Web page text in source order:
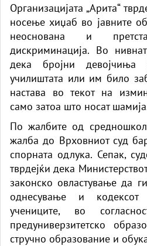
Организацијата „Арита“
носење хиџаб во јавните
неоснована и
дискриминација. Во
дека бројни
училиштата или им било
настава во текот на
само затоа што носат
По жалбите од
жалба до Врховниот суд
спорната одлука. Сепак,
тврдејќи дека
законско овластување да
однесување и
учениците, во
предуниверзитетско
стручно образование и